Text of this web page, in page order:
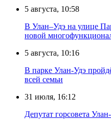
5 августа, 10:58
В Улан–Удэ на улице
новой
5 августа, 10:16
В парке Улан-Удэ
всей семьи
31 июля, 16:12
Депутат горсовета